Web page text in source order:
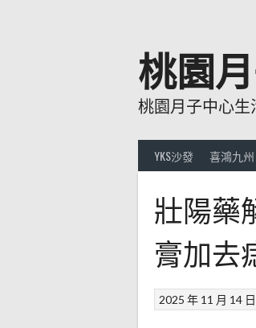
桃園
桃園月子中心生
YKS沙發 喜鴻九州
壯陽藥
膏加去
2025 年 11 月 14 日